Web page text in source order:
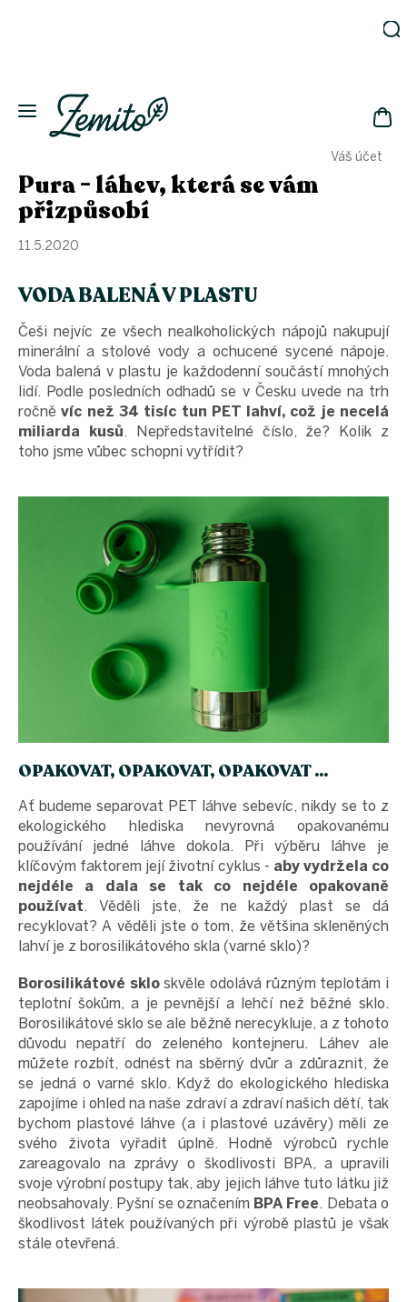
Váš účet
Eko
domácnost
Kosmetika
láhve
Akce
Vánoce
Přihlášení
Pura - láhev, která se vám
přizpůsobí
11.5.2020
VODA BALENÁ V PLASTU
Češi nejvíc ze všech nealkoholických nápojů nakupují
minerální a stolové vody a ochucené sycené nápoje.
Voda balená v plastu je každodenní součástí mnohých
lidí. Podle posledních odhadů se v Česku uvede na trh
ročněvíc než 34 tisíc tun PET lahví, což je necelá
miliarda kusů. Nepředstavitelné číslo, že? Kolik z
toho jsme vůbec schopni vytřídit?
OPAKOVAT, OPAKOVAT, OPAKOVAT ...
Ať budeme separovat PET láhve sebevíc, nikdy se to z
ekologického hlediska nevyrovná opakovanému
používání jedné láhve dokola. Při výběru láhve je
klíčovým faktorem její životní cyklus - aby vydržela co
nejdéle a dala se tak co nejdéle opakovaně
používat. Věděli jste, že ne každý plast se dá
recyklovat? A věděli jste o tom, že většina skleněných
lahví je z borosilikátového skla (varné sklo)?
Borosilikátové skloskvěle odolává různým teplotám i
teplotní šokům, a je pevnější a lehčí než běžné sklo.
Borosilikátové sklo se ale běžně nerecykluje, a z tohoto
důvodu nepatří do zeleného kontejneru. Láhev ale
můžete rozbít, odnést na sběrný dvůr a zdůraznit, že
se jedná o varné sklo. Když do ekologického hlediska
zapojíme i ohled na naše zdraví a zdraví našich dětí, tak
bychom plastové láhve (a i plastové uzávěry) měli ze
svého života vyřadit úplně. Hodně výrobců rychle
zareagovalo na zprávy o škodlivosti BPA, a upravili
svoje výrobní postupy tak, aby jejich láhve tuto látku již
neobsahovaly. Pyšní se označením BPA Free. Debata o
škodlivost látek používaných při výrobě plastů je však
stále otevřená.